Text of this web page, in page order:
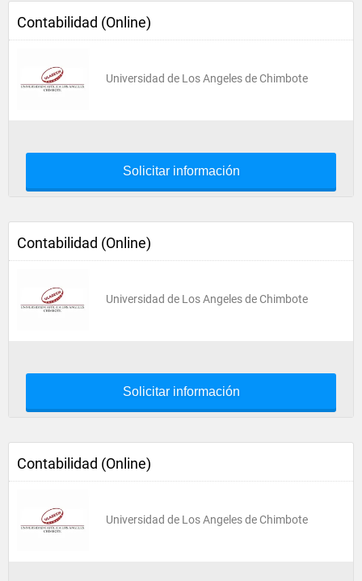
Contabilidad (Online)
Universidad de Los Angeles de Chimbote
Solicitar información
Contabilidad (Online)
Universidad de Los Angeles de Chimbote
Solicitar información
Contabilidad (Online)
Universidad de Los Angeles de Chimbote